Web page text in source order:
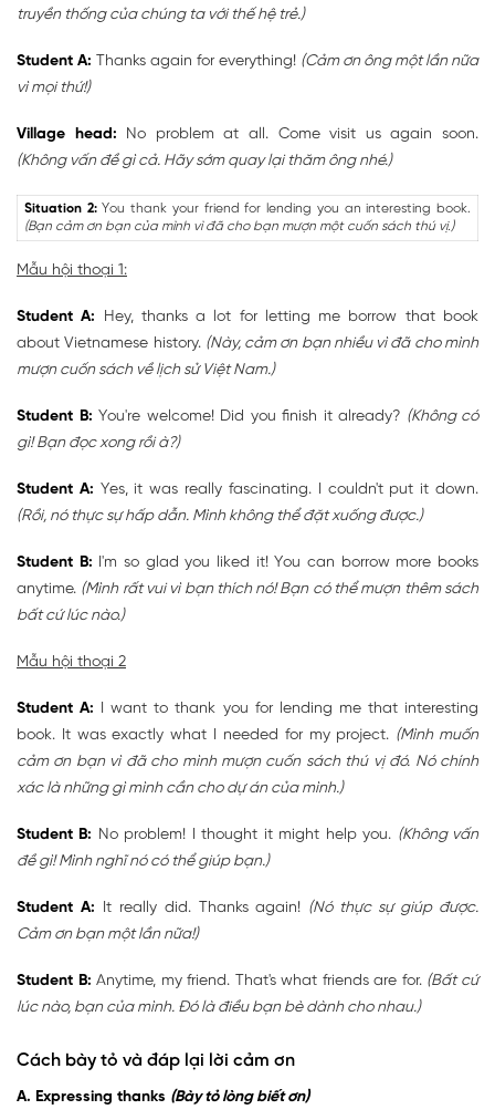
truyền thống của chúng ta với thế hệ trẻ.)
Student A: Thanks again for everything! (Cảm ơn ông một lần nữa
vì mọi thứ!)
Village head: No problem at all. Come visit us again soon.
(Không vấn đề gì cả. Hãy sớm quay lại thăm ông nhé.)
Situation 2:You thank your friend for lending you an interesting book.
(Bạn cảm ơn bạn của mình vì đã cho bạn mượn một cuốn sách thú vị.)
Mẫu hội thoại 1:
Student A: Hey, thanks a lot for letting me borrow that book
about Vietnamese history. (Này, cảm ơn bạn nhiều vì đã cho mình
mượn cuốn sách về lịch sử Việt Nam.)
Student B: You're welcome! Did you finish it already? (Không có
gì! Bạn đọc xong rồi à?)
Student A: Yes, it was really fascinating. I couldn't put it down.
(Rồi, nó thực sự hấp dẫn. Mình không thể đặt xuống được.)
Student B: I'm so glad you liked it! You can borrow more books
anytime. (Mình rất vui vì bạn thích nó! Bạn có thể mượn thêm sách
bất cứ lúc nào.)
Mẫu hội thoại 2
Student A: I want to thank you for lending me that interesting
book. It was exactly what I needed for my project. (Mình muốn
cảm ơn bạn vì đã cho mình mượn cuốn sách thú vị đó. Nó chính
xác là những gì mình cần cho dự án của mình.)
Student B: No problem! I thought it might help you. (Không vấn
đề gì! Mình nghĩ nó có thể giúp bạn.)
Student A: It really did. Thanks again! (Nó thực sự giúp được.
Cảm ơn bạn một lần nữa!)
Student B: Anytime, my friend. That's what friends are for. (Bất cứ
lúc nào, bạn của mình. Đó là điều bạn bè dành cho nhau.)
Cách bày tỏ và đáp lại lời cảm ơn
A. Expressing thanks (Bày tỏ lòng biết ơn)